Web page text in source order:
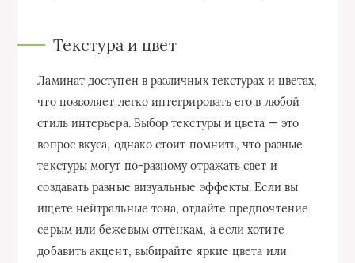
Текстура и цвет
Ламинат доступен в различных текстурах и цветах,
что позволяет легко интегрировать его в любой
стиль интерьера. Выбор текстуры и цвета — это
вопрос вкуса, однако стоит помнить, что разные
текстуры могут по-разному отражать свет и
создавать разные визуальные эффекты. Если вы
ищете нейтральные тона, отдайте предпочтение
серым или бежевым оттенкам, а если хотите
добавить акцент, выбирайте яркие цвета или